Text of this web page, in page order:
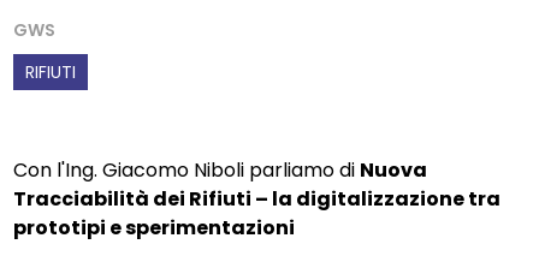
GWS
RIFIUTI
Con l'Ing. Giacomo Niboli parliamo di Nuova
Tracciabilità dei Rifiuti – la digitalizzazione tra
prototipi e sperimentazioni